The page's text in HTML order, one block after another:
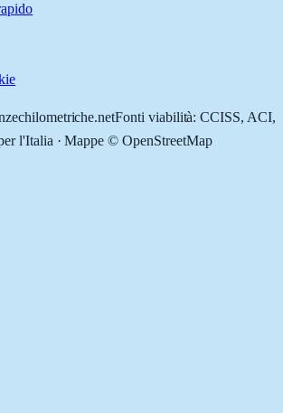
Fonti viabilità: CCISS, ACI,
l'Italia · Mappe © OpenStreetMap